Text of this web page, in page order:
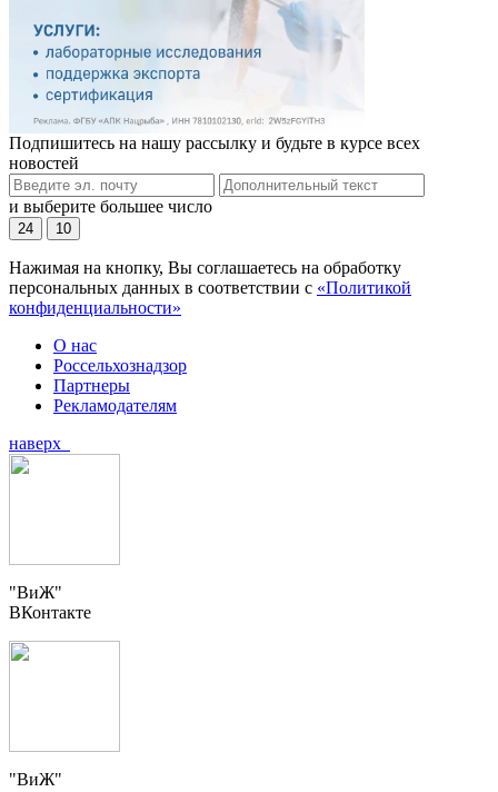
Подпишитесь на нашу рассылку и будьте в курсе всех
новостей
и выберите большее число
24 10
Нажимая на кнопку, Вы соглашаетесь на обработку
персональных данных в соответствии с «Политикой
конфиденциальности»
О нас
Россельхознадзор
Партнеры
Рекламодателям
наверх
"ВиЖ"
ВКонтакте
"ВиЖ"